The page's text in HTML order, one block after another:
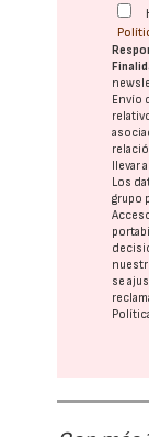
Envío
llevar
Los
grupo
se